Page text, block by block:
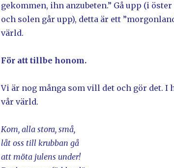
gekommen, ihn anzubeten.” Gå upp (i
och solen går upp), detta är ett
värld.
För att tillbe honom.
Vi är nog många som vill det och gör det. I
vår värld.
Kom, alla stora, små,
låt oss till krubban gå
att möta julens under!